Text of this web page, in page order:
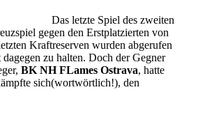
Das letzte Spiel des zweiten
gegen den Erstplatzierten von
Kraftreserven wurden abgerufen
zu halten. Doch der Gegner
BK NH FLames Ostrava, hatte
sich(wortwörtlich!), den